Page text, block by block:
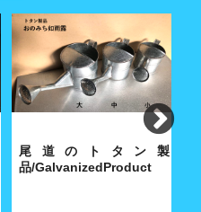
尾道のトタン製
品/GalvanizedProduct